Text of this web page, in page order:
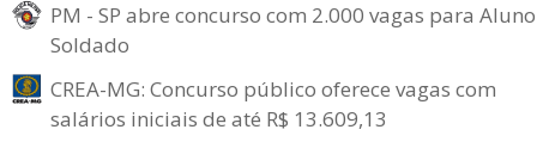
PM - SP abre concurso com 2.000 vagas para
Soldado
CREA-MG: Concurso público oferece vagas com
salários iniciais de até R$ 13.609,13